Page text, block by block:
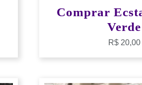
Comprar
Verde
R$20,00